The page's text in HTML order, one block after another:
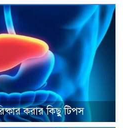
করার কিছু টিপস